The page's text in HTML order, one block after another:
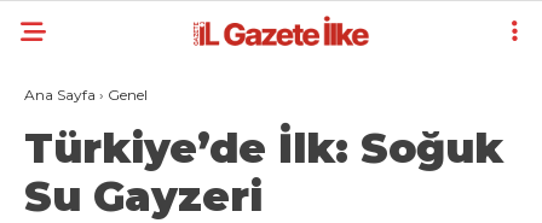
Ana Sayfa › Genel
Türkiye’de İlk: Soğuk
Su Gayzeri